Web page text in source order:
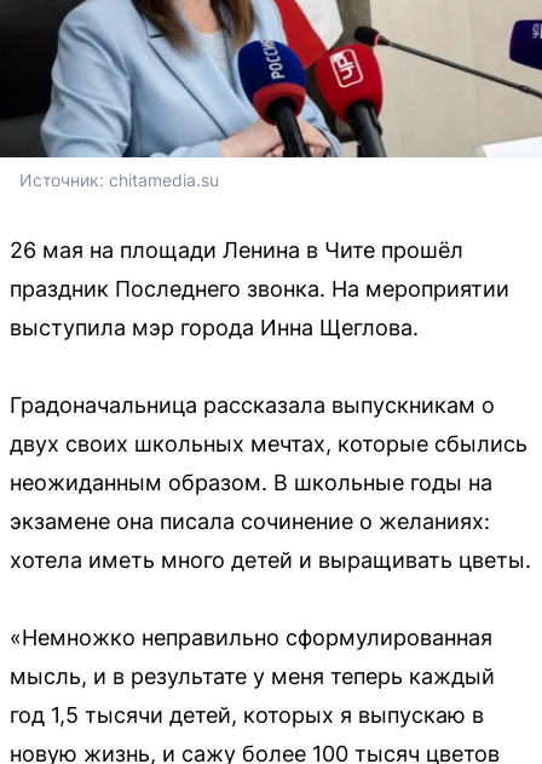
Источник: chitamedia.su
26 мая на площади Ленина в Чите прошёл
праздник Последнего звонка. На мероприятии
выступила мэр города Инна Щеглова.
Градоначальница рассказала выпускникам о
двух своих школьных мечтах, которые сбылись
неожиданным образом. В школьные годы на
экзамене она писала сочинение о желаниях:
хотела иметь много детей и выращивать цветы.
«Немножко неправильно сформулированная
мысль, и в результате у меня теперь каждый
год 1,5 тысячи детей, которых я выпускаю в
новую жизнь, и сажу более 100 тысяч цветов